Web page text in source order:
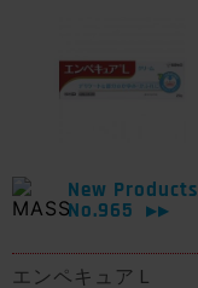
New Products
No.965
▶▶
エンペキュアＬ